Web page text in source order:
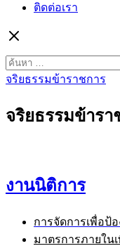
ติดต่อเรา
for:
จริยธรรมข้าราชการ
จริยธรรมข้ารา
งานนิติการ
การจัดการเพื่อป้
มาตรการภายใน